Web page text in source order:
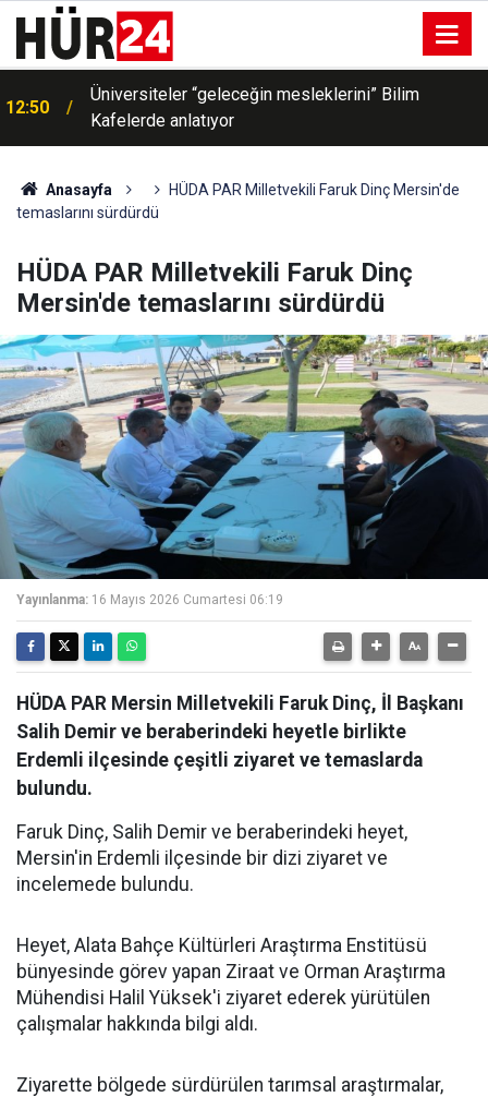
12:50
Üniversiteler “geleceğin mesleklerini” Bilim
Kafelerde anlatıyor
Anasayfa
HÜDA PAR Milletvekili Faruk Dinç Mersin'de
temaslarını sürdürdü
HÜDA PAR Milletvekili Faruk Dinç
Mersin'de temaslarını sürdürdü
Yayınlanma: 16 Mayıs 2026 Cumartesi 06:19
HÜDA PAR Mersin Milletvekili Faruk Dinç, İl Başkanı
Salih Demir ve beraberindeki heyetle birlikte
Erdemli ilçesinde çeşitli ziyaret ve temaslarda
bulundu.
Faruk Dinç, Salih Demir ve beraberindeki heyet,
Mersin'in Erdemli ilçesinde bir dizi ziyaret ve
incelemede bulundu.
Heyet, Alata Bahçe Kültürleri Araştırma Enstitüsü
bünyesinde görev yapan Ziraat ve Orman Araştırma
Mühendisi Halil Yüksek'i ziyaret ederek yürütülen
çalışmalar hakkında bilgi aldı.
Ziyarette bölgede sürdürülen tarımsal araştırmalar,